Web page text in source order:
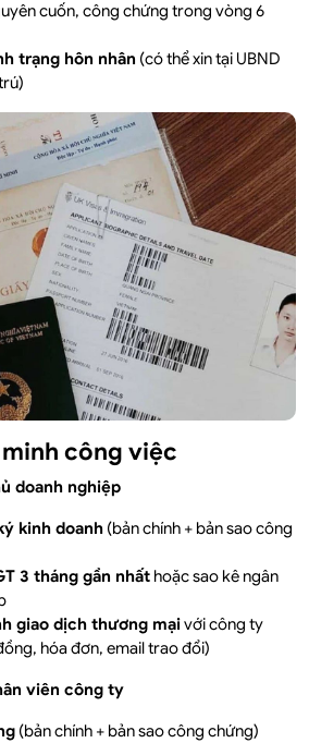
cuốn, công chứng trong vòng 6
trạng hôn nhân (có thể xin tại UBND
công việc
doanh nghiệp
kinh doanh (bản chính + bản sao công
3 tháng gần nhất hoặc sao kê ngân
giao dịch thương mạivới công ty
hóa đơn, email trao đổi)
viên công ty
(bản chính + bản sao công chứng)